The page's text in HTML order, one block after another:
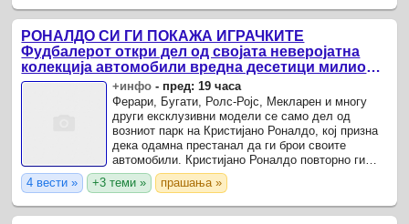
РОНАЛДО СИ ГИ ПОКАЖА ИГРАЧКИТЕ
Фудбалерот откри дел од својата неверојатна
колекција автомобили вредна десетици милиони
евра
+инфо - пред: 19 часа
Ферари, Бугати, Ролс-Ројс, Мекларен и многу
други ексклузивни модели се само дел од
возниот парк на Кристијано Роналдо, кој призна
дека одамна престанал да ги брои своите
автомобили. Кристијано Роналдо повторно ги
воодушеви своите обожаватели со поглед во
својата приватна гаража.
4 вести » +3 теми » прашања »